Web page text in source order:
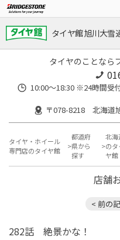
タイヤ館 旭川大雪
タイヤのことなら
10:00～18:30 ※24時間受
〒078-8218 北海道
タイヤ・ホイール
専門店のタイヤ館
都道府
県から
探す
北海
のタ
ヤ館
店舗
< 前の
282話 絶景かな！